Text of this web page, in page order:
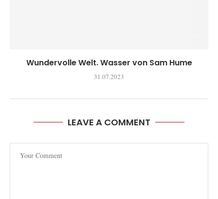
Wundervolle Welt. Wasser von Sam Hume
31.07.2023
LEAVE A COMMENT